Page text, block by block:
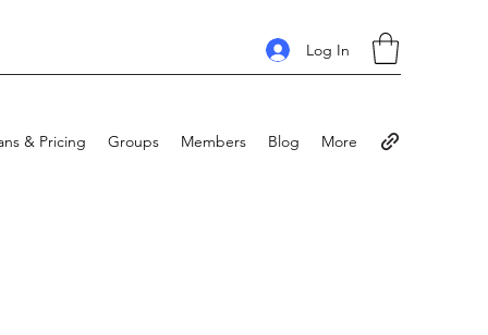
Log In
& Pricing Groups Members Blog More